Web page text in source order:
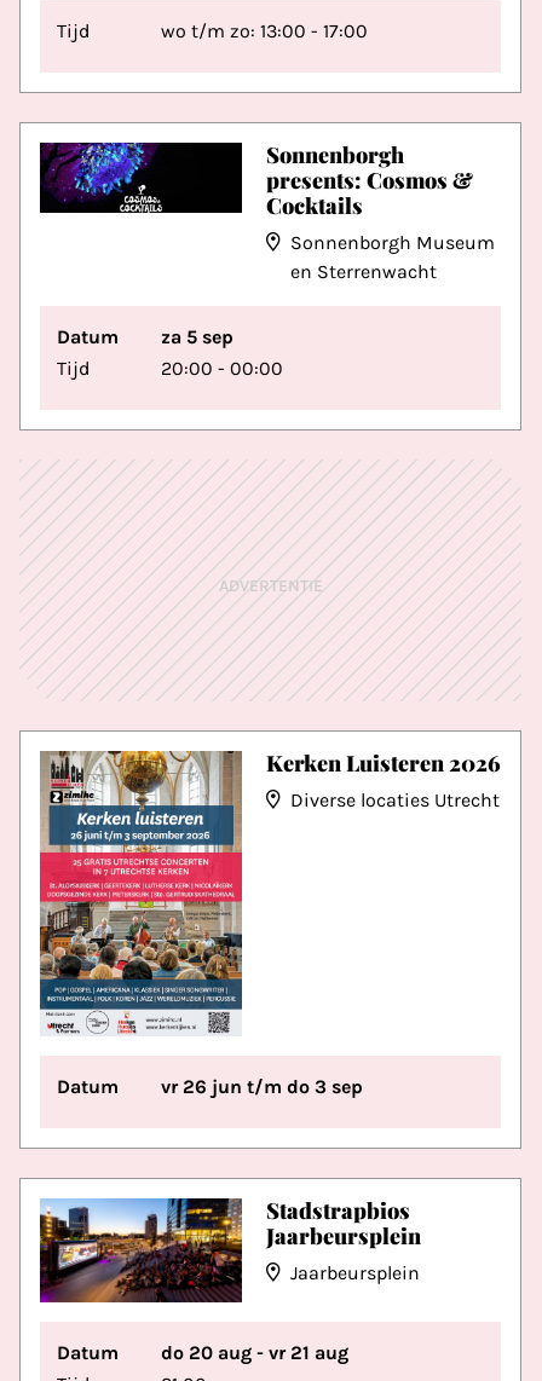
Tijd wo t/m zo: 13:00 - 17:00
Sonnenborgh
presents: Cosmos &
Cocktails
Sonnenborgh Museum
en Sterrenwacht
Datum
za 5 sep
Tijd
20:00 - 00:00
ADVERTENTIE
Kerken Luisteren 2026
Diverse locaties Utrecht
Datum vr 26 jun t/m do 3 sep
Stadstrapbios
Jaarbeursplein
Jaarbeursplein
Datum
do 20 aug - vr 21 aug